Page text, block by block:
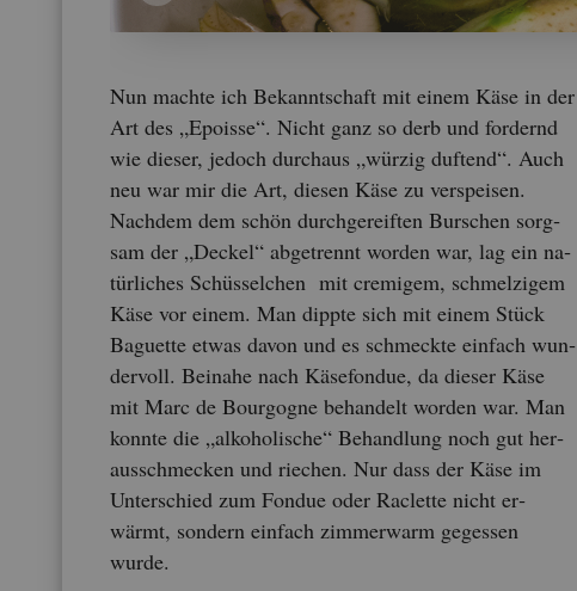
Nun mach­te ich Be­kannt­schaft mit einem Käse in der
Art des „Epois­se“. Nicht ganz so derb und for­dernd
wie die­ser, je­doch durch­aus „wür­zig duf­tend“. Auch
neu war mir die Art, die­sen Käse zu ver­spei­sen.
Nach­dem dem schön durch­ge­reif­ten Bur­schen sorg­
sam der „De­ckel“ ab­ge­trennt wor­den war, lag ein na­
tür­li­ches Schüs­sel­chen mit cre­mi­gem, schmel­zi­gem
Käse vor einem. Man dipp­te sich mit einem Stück
Ba­guette etwas davon und es schmeck­te ein­fach wun­
der­voll. Bei­na­he nach Kä­se­fon­due, da die­ser Käse
mit Marc de Bour­go­gne be­han­delt wor­den war. Man
konn­te die „al­ko­ho­li­sche“ Be­hand­lung noch gut her­
aus­schme­cken und rie­chen. Nur dass der Käse im
Un­ter­schied zum Fon­due oder Ra­clette nicht er­
wärmt, son­dern ein­fach zim­mer­warm ge­ges­sen
wurde.